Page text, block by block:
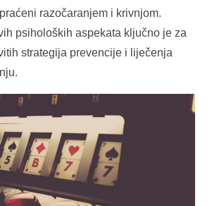
razočaranjem i krivnjom.
psiholoških aspekata ključno je za
strategija prevencije i liječenja